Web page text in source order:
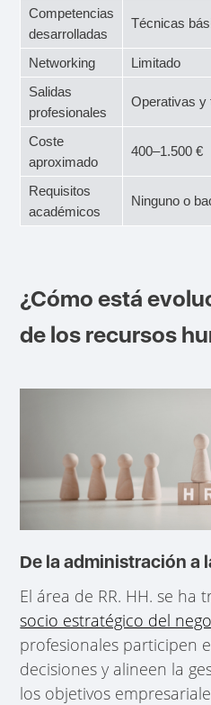
Competencias
desarrolladas
Técnicas
Networking
Limitado
Salidas
profesionales
Operativas y
Coste
aproximado
400–1.500 €
Requisitos
académicos
Ninguno o
¿Cómo está
de los recursos
De la administración a
El área de RR. HH. se ha
socio estratégico del
profesionales participen
decisiones y alineen la
los objetivos